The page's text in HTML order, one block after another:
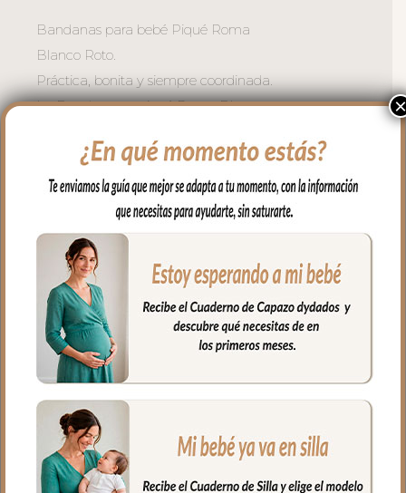
Bandanas para bebé Piqué Roma
Blanco Roto.
Práctica, bonita y siempre coordinada.
La Bandana en piqué Roma Blanco
como un accesorio de moda y eficaz por
su rizo absorbente.
El exterior en piqué de algodón de tacto
muy agradable, con una textura suave y
un acabado natural que aporta confort y
calidez.
El interior en rizo de algodón absorbente
cuida la piel delicada del bebé en los
momentos de babeo. Una combinación
perfecta de cuidado y estilo.
Disponible en dos tallas:
Talla 0-9 meses — para los primeros
meses de dentición y babeo
Talla 10-18 meses — para bebés más
×